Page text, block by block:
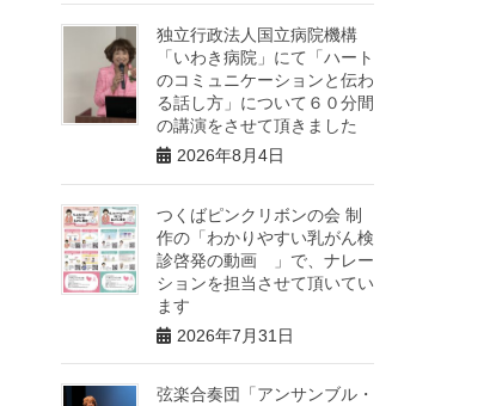
独立行政法人国立病院機構
「いわき病院」にて「ハート
のコミュニケーションと伝わ
る話し方」について６０分間
の講演をさせて頂きました
2026年8月4日
つくばピンクリボンの会 制
作の「わかりやすい乳がん検
診啓発の動画 」で、ナレー
ションを担当させて頂いてい
ます
2026年7月31日
弦楽合奏団「アンサンブル・